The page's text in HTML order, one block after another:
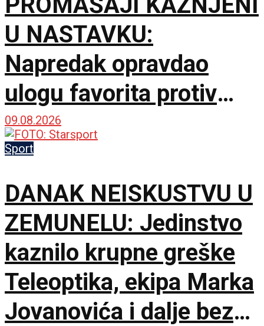
U NASTAVKU:
Napredak opravdao
ulogu favorita protiv
novajlije u prvenstvu!
09.08.2026
Sport
DANAK NEISKUSTVU U
ZEMUNELU: Jedinstvo
kaznilo krupne greške
Teleoptika, ekipa Marka
Jovanovića i dalje bez